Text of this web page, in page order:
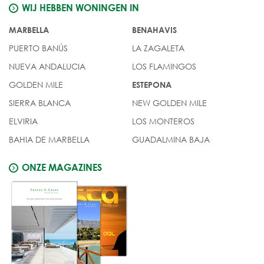
WIJ HEBBEN WONINGEN IN
MARBELLA
PUERTO BANÚS
NUEVA ANDALUCIA
GOLDEN MILE
SIERRA BLANCA
ELVIRIA
BAHIA DE MARBELLA
BENAHAVIS
LA ZAGALETA
LOS FLAMINGOS
ESTEPONA
NEW GOLDEN MILE
LOS MONTEROS
GUADALMINA BAJA
ONZE MAGAZINES